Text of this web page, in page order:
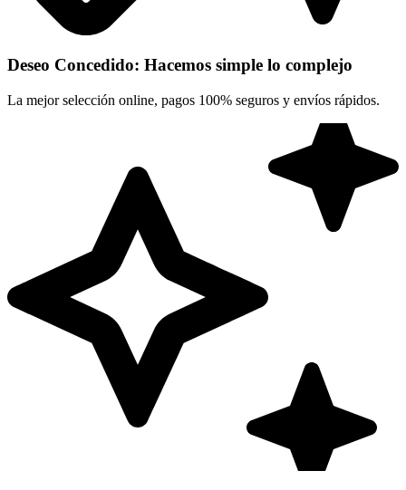
Deseo Concedido: Hacemos simple lo complejo
La mejor selección online, pagos 100% seguros y envíos rápidos.